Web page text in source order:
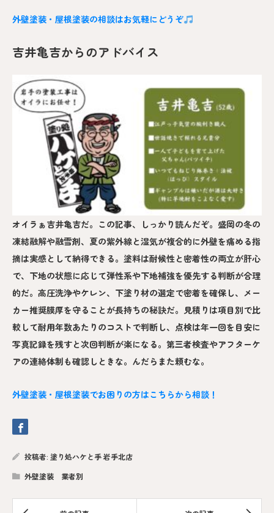
外壁塗装・屋根塗装の相談はお気軽にどうぞ
吉井亀吉からのアドバイス
オイラぁ吉井亀吉だ。この記事、しっかり読んだぞ。盛岡の冬の
凍結融解や融雪剤、夏の紫外線と湿気が複合的に外壁を痛める指
摘は実感として納得できる。塗料は耐候性と密着性の両立が肝心
で、下地の状態に応じて弾性系や下地補強を優先する判断が合理
的だ。高圧洗浄やケレン、下塗り材の選定で密着を確保し、メー
カー推奨膜厚を守ることが長持ちの秘訣だ。見積りは項目別で比
較して耐用年数あたりのコストで判断し、点検は年一回を目安に
写真記録を残すと次回判断が楽になる。第三者検査やアフターケ
アの連絡体制も確認しときな。んだらまた頼むな。
外壁塗装・屋根塗装でお困りの方はこちらから相談！
投稿者: 塗り処ハケと手 岩手北店
外壁塗装 業者別